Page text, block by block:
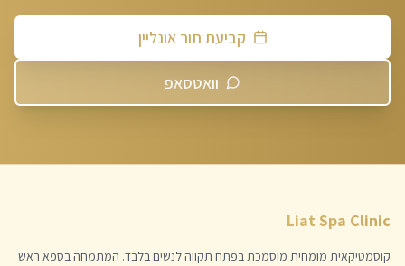
קביעת תור אונליין
וואטסאפ
Liat Spa Clinic
קוסמטיקאית מומחית מוסמכת בפתח תקווה לנשים בלבד. המתמחה בספא ראש